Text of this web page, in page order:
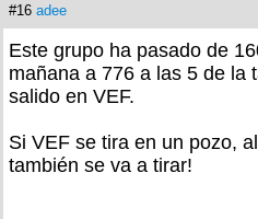
#16 adee
Este grupo ha pasado de
mañana a 776 a las 5 de la
salido en VEF.
Si VEF se tira en un pozo,
también se va a tirar!